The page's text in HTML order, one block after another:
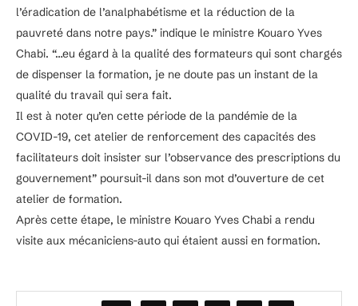
l’éradication de l’analphabétisme et la réduction de la
pauvreté dans notre pays.” indique le ministre Kouaro Yves
Chabi. “…eu égard à la qualité des formateurs qui sont chargés
de dispenser la formation, je ne doute pas un instant de la
qualité du travail qui sera fait.
Il est à noter qu’en cette période de la pandémie de la
COVID-19, cet atelier de renforcement des capacités des
facilitateurs doit insister sur l’observance des prescriptions du
gouvernement” poursuit-il dans son mot d’ouverture de cet
atelier de formation.
Après cette étape, le ministre Kouaro Yves Chabi a rendu
visite aux mécaniciens-auto qui étaient aussi en formation.